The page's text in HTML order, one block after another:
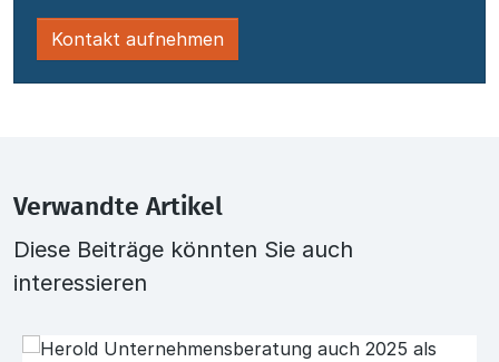
Kontakt aufnehmen
Verwandte Artikel
Diese Beiträge könnten Sie auch
interessieren